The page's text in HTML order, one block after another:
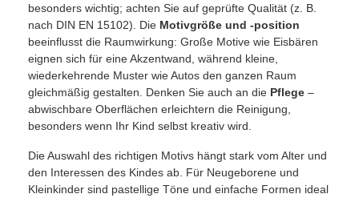
besonders wichtig; achten Sie auf geprüfte Qualität (z. B.
nach DIN EN 15102). Die Motivgröße und -position
beeinflusst die Raumwirkung: Große Motive wie Eisbären
eignen sich für eine Akzentwand, während kleine,
wiederkehrende Muster wie Autos den ganzen Raum
gleichmäßig gestalten. Denken Sie auch an die Pflege –
abwischbare Oberflächen erleichtern die Reinigung,
besonders wenn Ihr Kind selbst kreativ wird.
Die Auswahl des richtigen Motivs hängt stark vom Alter und
den Interessen des Kindes ab. Für Neugeborene und
Kleinkinder sind pastellige Töne und einfache Formen ideal